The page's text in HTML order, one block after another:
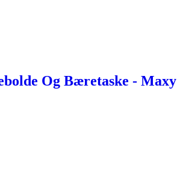
Og Bæretaske - Maxy